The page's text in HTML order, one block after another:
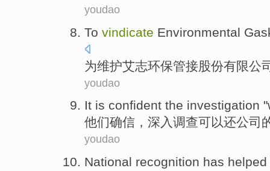
youdao
To vindicate Environmental
为维护艾志环保管接股份有限公
youdao
It is confident the investigation "
他们确信 ，深入调查可以还公司
youdao
National recognition has helped